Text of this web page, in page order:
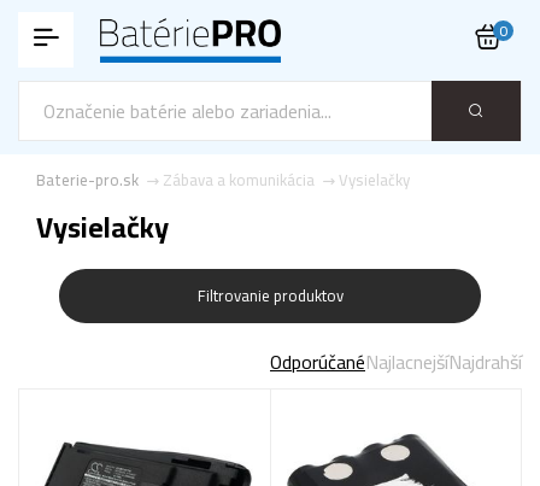
0
Vysielačky
Zábava a komunikácia
Baterie-pro.sk
Vysielačky
Filtrovanie produktov
OdporúčanéNajlacnejšíNajdrahší